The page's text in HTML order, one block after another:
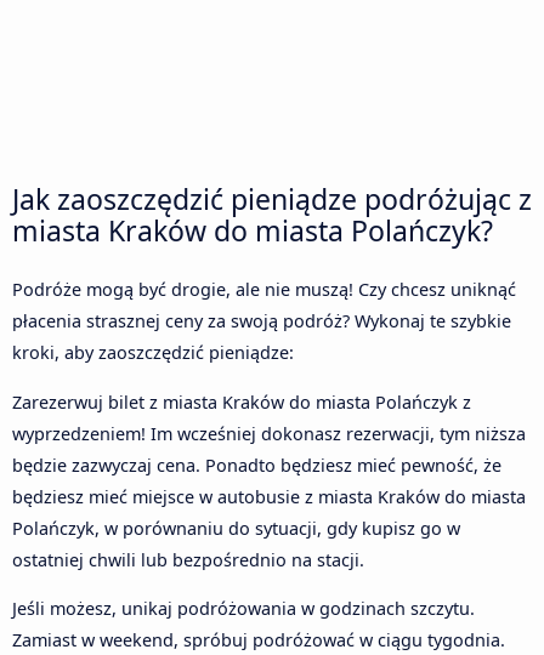
Jak zaoszczędzić pieniądze podróżując z
miasta Kraków do miasta Polańczyk?
Podróże mogą być drogie, ale nie muszą! Czy chcesz uniknąć
płacenia strasznej ceny za swoją podróż? Wykonaj te szybkie
kroki, aby zaoszczędzić pieniądze:
Zarezerwuj bilet z miasta Kraków do miasta Polańczyk z
wyprzedzeniem! Im wcześniej dokonasz rezerwacji, tym niższa
będzie zazwyczaj cena. Ponadto będziesz mieć pewność, że
będziesz mieć miejsce w autobusie z miasta Kraków do miasta
Polańczyk, w porównaniu do sytuacji, gdy kupisz go w
ostatniej chwili lub bezpośrednio na stacji.
Jeśli możesz, unikaj podróżowania w godzinach szczytu.
Zamiast w weekend, spróbuj podróżować w ciągu tygodnia.